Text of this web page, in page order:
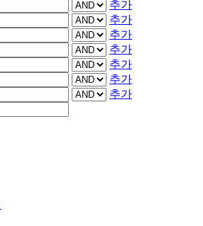
추가
추가
추가
추가
추가
추가
추가